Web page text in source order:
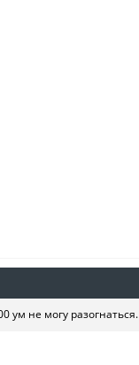
ум не могу разогнаться.